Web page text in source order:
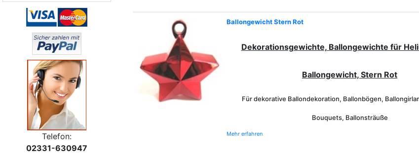
Ballongewicht Stern Rot
Dekorationsgewichte, Ballongewichte für
Ballongewicht, Stern Rot
Für dekorative Ballondekoration, Ballonbögen,
Bouquets, Ballonsträuße
Mehr erfahren
Telefon:
02331-630947